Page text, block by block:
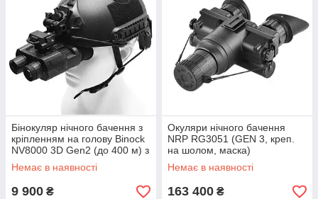
Бінокуляр нічного бачення з
кріпленням на голову Binock
NV8000 3D Gen2 (до 400 м) з
відео та фото записом
Немає в наявності
9 900 ₴
Окуляри нічного бачення
NRP RG3051 (GEN 3, креп.
на шолом, маска)
Немає в наявності
163 400 ₴